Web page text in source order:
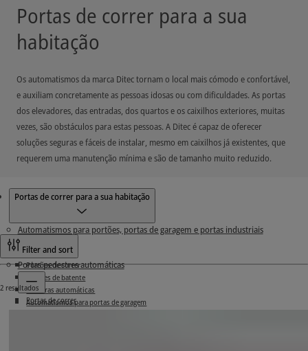
Portas de correr para a sua
habitação
Os automatismos da marca Ditec tornam o local mais cómodo e confortável,
e auxiliam concretamente as pessoas idosas ou com dificuldades. As portas
dos elevadores, das entradas, dos quartos e os caixilhos exteriores, muitas
vezes, são obstáculos para estas pessoas. A Ditec é capaz de oferecer
soluções seguras e fáceis de instalar, mesmo em caixilhos já existentes, que
requerem uma manutenção mínima e são de tamanho muito reduzido.
Portas de correr para a sua habitação
Automatismos para portões, portas de garagem e portas industriais
Portões de correr
Portões de batente
Barreiras automáticas
Automatismos para portas de garagem
Portas pedestres automáticas
Portas de correr
Filter and sort
2 resultados